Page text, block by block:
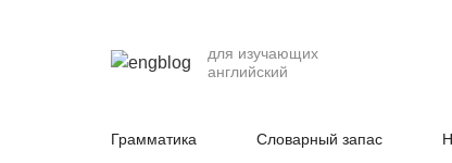
для изучающих
английский
Грамматика Словарный запас